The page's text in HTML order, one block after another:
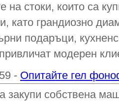
на стоки, които са
като грандиозно
подаръци,
модерен
- Опитайте гел
закупи собствена